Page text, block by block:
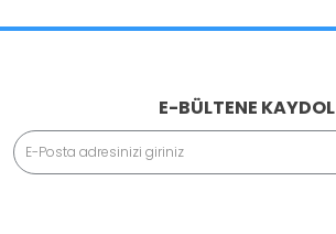
E-BÜLTENE KAYDOL